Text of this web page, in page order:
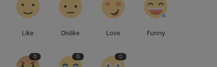
Like Dislike Love Funny
0 0 0